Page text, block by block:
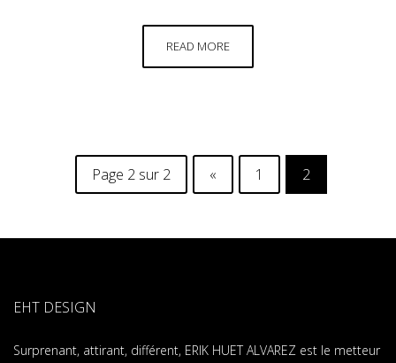
READ MORE
Page 2 sur 2 « 1 2
EHT DESIGN
Surprenant, attirant, différent, ERIK HUET ALVAREZ est le metteur